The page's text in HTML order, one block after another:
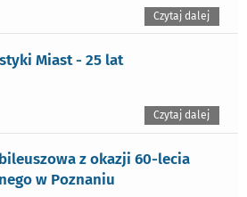
Czytaj dalej
Miast - 25 lat
Czytaj dalej
z okazji 60-lecia
w Poznaniu